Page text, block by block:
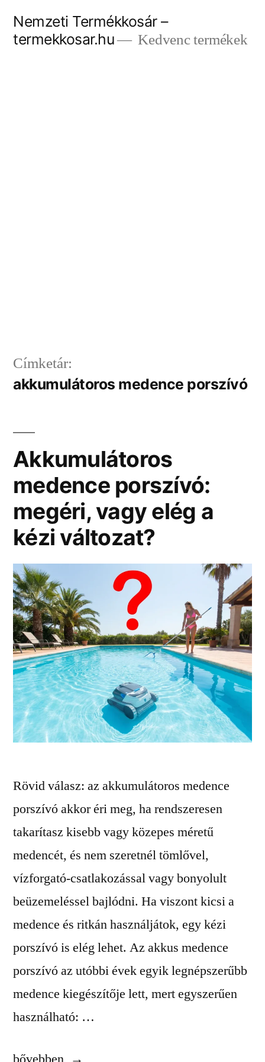
Nemzeti Termékkosár –
termekkosar.hu
Kedvenc termékek
Címketár:
akkumulátoros medence porszívó
Akkumulátoros
medence porszívó:
megéri, vagy elég a
kézi változat?
Rövid válasz: az akkumulátoros medence
porszívó akkor éri meg, ha rendszeresen
takarítasz kisebb vagy közepes méretű
medencét, és nem szeretnél tömlővel,
vízforgató-csatlakozással vagy bonyolult
beüzemeléssel bajlódni. Ha viszont kicsi a
medence és ritkán használjátok, egy kézi
porszívó is elég lehet. Az akkus medence
porszívó az utóbbi évek egyik legnépszerűbb
medence kiegészítője lett, mert egyszerűen
használható: …
„Akkumulátoros